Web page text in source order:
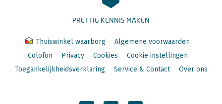
PRETTIG KENNIS MAKEN
Thuiswinkel waarborg
Algemene voorwaarden
Colofon
Privacy Cookies
Cookie instellingen
Toegankelijkheidsverklaring
Service & Contact Over ons